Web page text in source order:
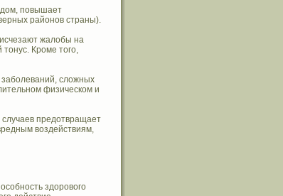
повышает
районов страны).
жалобы на
Кроме того,
сложных
физическом и
предотвращает
воздействиям,
здорового